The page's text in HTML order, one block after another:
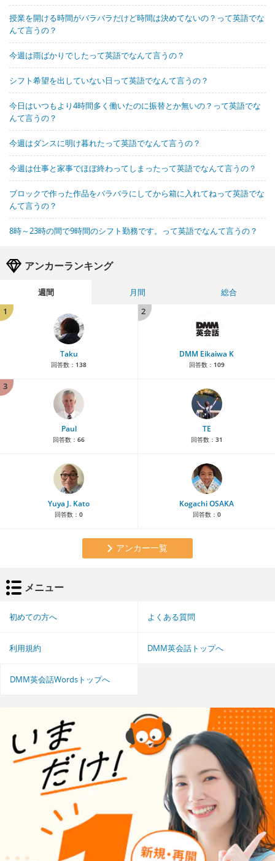
授業を開ける時間がバラバラだけど時間は決めてないの？って英語でな
んて言うの？
今週は雨ばかりでしたって英語でなんて言うの？
シフト希望を出していない日って英語でなんて言うの？
今日はいつもより4時間多く働いたのに振替とか無いの？って英語でな
んて言うの？
今週はダンスに明け暮れたって英語でなんて言うの？
今週は仕事と家事でほぼ終わってしまったって英語でなんて言うの？
ブロックで作った作品をバラバラにしてから箱に入れてねって英語でな
んて言うの？
8時～23時の間で9時間のシフト勤務です。って英語でなんて言うの？
アンカーランキング
週間 月間
総合
1
Taku
回答数： 138
2
DMM Eikaiwa K
回答数： 109
3
Paul
回答数： 66
TE
回答数： 31
Yuya J. Kato
回答数： 0
Kogachi OSAKA
回答数： 0
アンカー一覧
メニュー
初めての方へ よくある質問
利用規約 DMM英会話トップへ
DMM英会話Wordsトップへ